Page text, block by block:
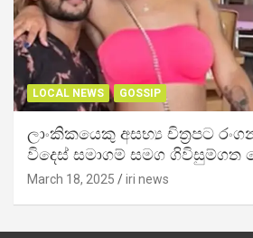
LOCAL NEWS GOSSIP
ලාංකිකයෙකු අසභ්‍ය චිත්‍රපට
විදෙස් සමාගම් සමග ගිවිසුම්ගත
March 18, 2025 iri news